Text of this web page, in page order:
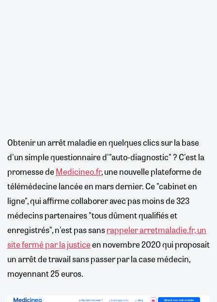
Obtenir un arrêt maladie en quelques clics sur la base
d'un simple questionnaire d'"auto-diagnostic" ? C'est la
promesse de Medicineo.fr, une nouvelle plateforme de
télémédecine lancée en mars dernier. Ce "cabinet en
ligne", qui affirme collaborer avec pas moins de 323
médecins partenaires "tous dûment qualifiés et
enregistrés", n'est pas sansrappeler arretmaladie.fr, un
site fermé par la justiceen novembre 2020 qui proposait
un arrêt de travail sans passer par la case médecin,
moyennant 25 euros.